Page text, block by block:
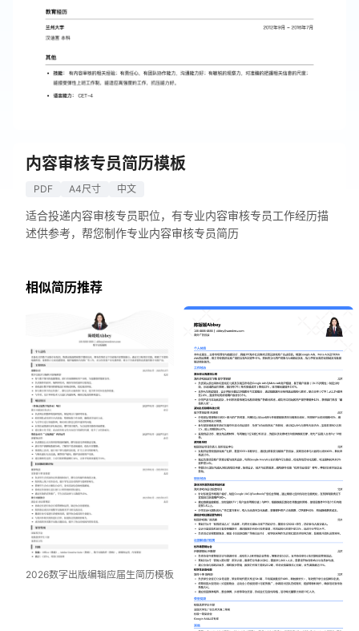
内容审核专员简历模板
PDF A4尺寸 中文
适合投递内容审核专员职位，有专业内容审核专员工作经历描
述供参考，帮您制作专业内容审核专员简历
相似简历推荐
2026数字出版编辑应届生简历模板